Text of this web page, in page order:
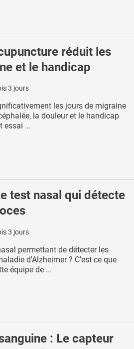
réduit les
et le handicap
3 jours
les jours de migraine
la douleur et le handicap
essai ...
test nasal qui détecte
3 jours
permettant de détecter les
d'Alzheimer ? C’est ce que
équipe de ...
: Le capteur